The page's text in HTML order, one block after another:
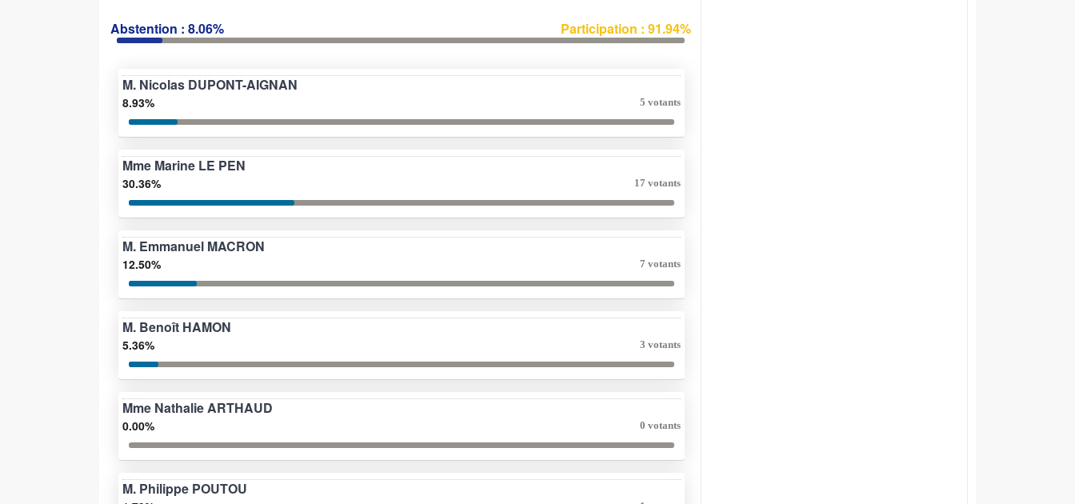
Abstention : 8.06% Participation : 91.94%
M. Nicolas DUPONT-AIGNAN
8.93% 5 votants
Mme Marine LE PEN
30.36% 17 votants
M. Emmanuel MACRON
12.50% 7 votants
M. Benoît HAMON
5.36% 3 votants
Mme Nathalie ARTHAUD
0.00% 0 votants
M. Philippe POUTOU